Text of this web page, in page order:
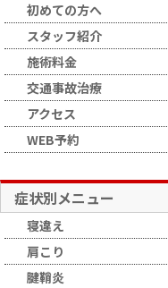
初めての方へ
スタッフ紹介
施術料金
交通事故治療
アクセス
WEB予約
症状別メニュー
寝違え
肩こり
腱鞘炎